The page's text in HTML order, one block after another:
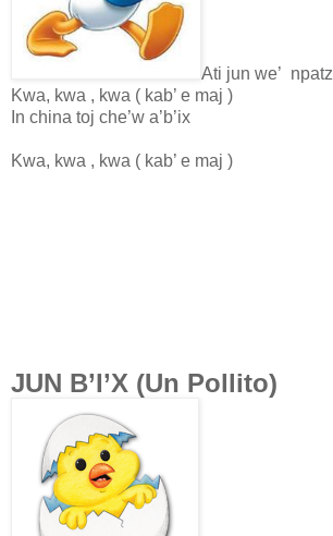
Ati jun we’ npatz
Kwa, kwa , kwa ( kab’ e maj )
In china toj che’w a’b’ix
Kwa, kwa , kwa ( kab’ e maj )
JUN B’I’X (Un Pollito)